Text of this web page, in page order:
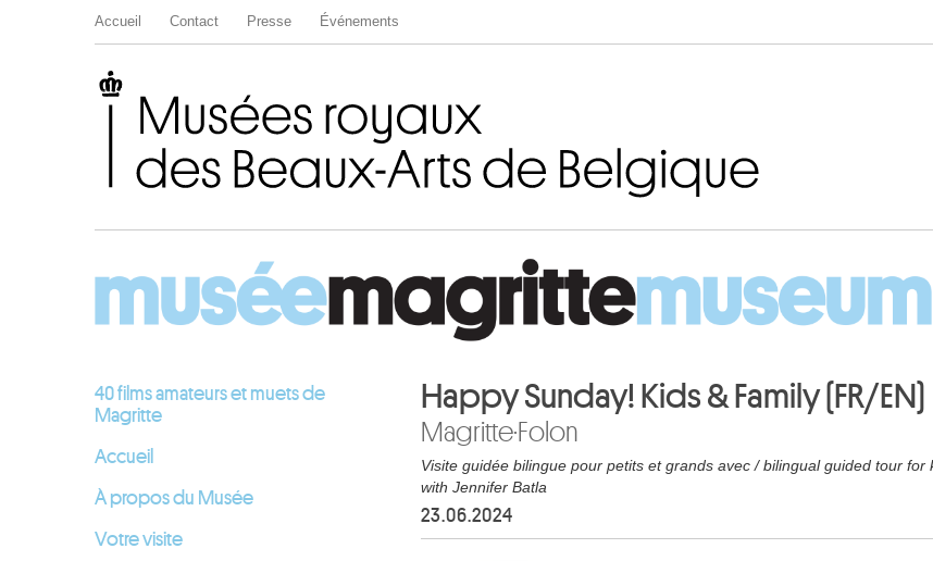
Accueil Contact Presse Événements
40 films amateurs et muets de
Magritte
Accueil
À propos du Musée
Votre visite
Happy Sunday! Kids & Family (FR/EN)
Magritte·Folon
Visite guidée bilingue pour petits et grands avec / bilingual guided tour for
with Jennifer Batla
23.06.2024